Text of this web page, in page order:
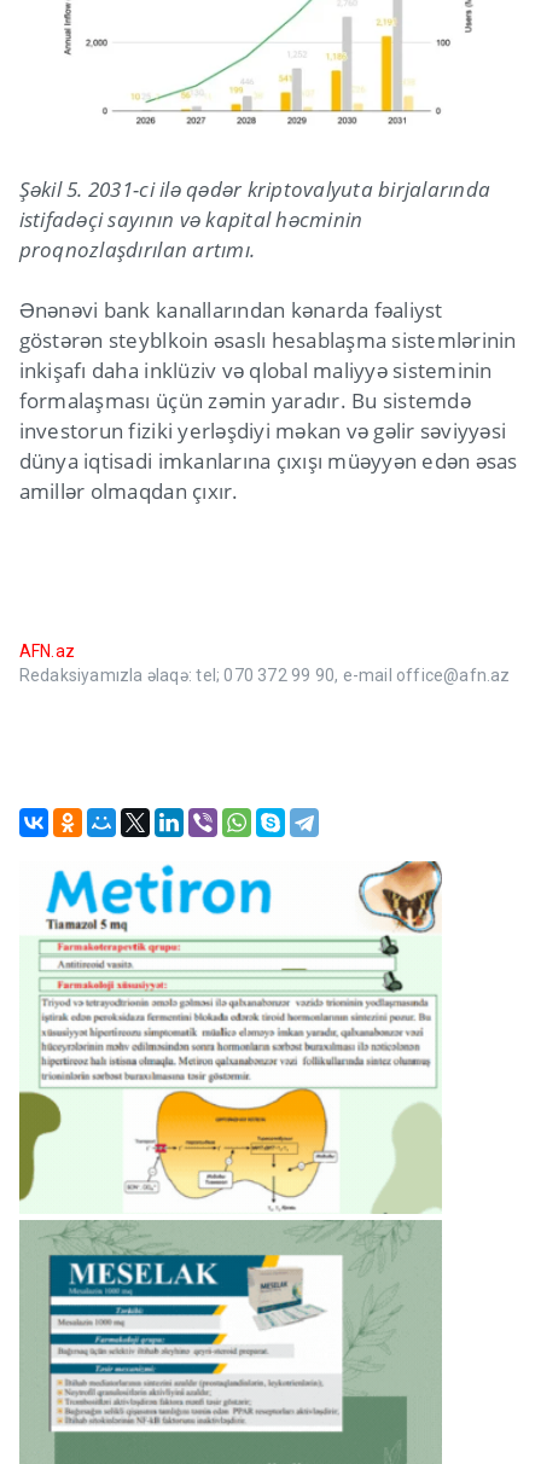
Şəkil 5. 2031-ci ilə qədər kriptovalyuta birjalarında
istifadəçi sayının və kapital həcminin
proqnozlaşdırılan artımı.
Ənənəvi bank kanallarından kənarda fəaliyst
göstərən steyblkoin əsaslı hesablaşma sistemlərinin
inkişafı daha inklüziv və qlobal maliyyə sisteminin
formalaşması üçün zəmin yaradır. Bu sistemdə
investorun fiziki yerləşdiyi məkan və gəlir səviyyəsi
dünya iqtisadi imkanlarına çıxışı müəyyən edən əsas
amillər olmaqdan çıxır.
AFN.az
Redaksiyamızla əlaqə: tel; 070 372 99 90, e-mail office@afn.az